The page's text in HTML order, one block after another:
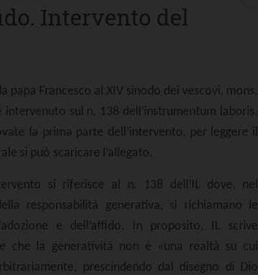
Intervento del
papa Francesco al XIV sinodo dei vescovi, mons.
intervenuto sul n. 138 dell’instrumentum laboris.
la prima parte dell’intervento, per leggere il
si può scaricare l’allegato.
si riferisce al n. 138 dell’IL dove, nel
responsabilità generativa, si richiamano le
e dell’affido. In proposito, IL scrive
che la generatività non è «una realtà su cui
prescindendo dal disegno di Dio